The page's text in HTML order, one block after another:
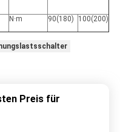
N·m 90(180) 100(200)
Preis für